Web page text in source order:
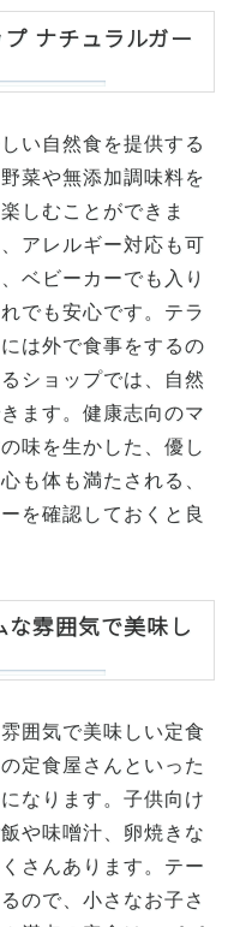
ナチュラルガー
い自然食を提供する
菜や無添加調味料を
しむことができま
アレルギー対応も可
ベビーカーでも入り
でも安心です。テラ
は外で食事をするの
ショップでは、自然
ます。健康志向のマ
味を生かした、優し
も体も満たされる、
を確認しておくと良
な雰囲気で美味し
囲気で美味しい定食
定食屋さんといった
なります。子供向け
や味噌汁、卵焼きな
さんあります。テー
ので、小さなお子さ